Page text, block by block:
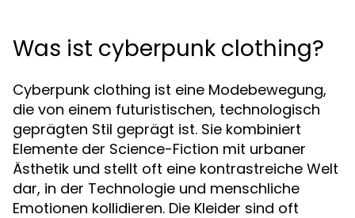
Was ist cyberpunk clothing?
Cyberpunk clothing ist eine Modebewegung,
die von einem futuristischen, technologisch
geprägten Stil geprägt ist. Sie kombiniert
Elemente der Science-Fiction mit urbaner
Ästhetik und stellt oft eine kontrastreiche Welt
dar, in der Technologie und menschliche
Emotionen kollidieren. Die Kleider sind oft